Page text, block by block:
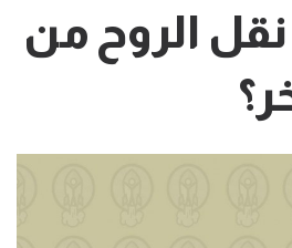
الروح من